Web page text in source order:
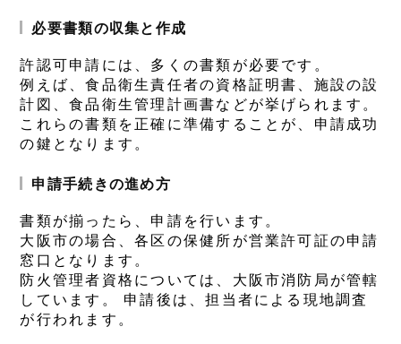
必要書類の収集と作成
許認可申請には、多くの書類が必要です。
例えば、食品衛生責任者の資格証明書、施設の設
計図、食品衛生管理計画書などが挙げられます。
これらの書類を正確に準備することが、申請成功
の鍵となります。
申請手続きの進め方
書類が揃ったら、申請を行います。
大阪市の場合、各区の保健所が営業許可証の申請
窓口となります。
防火管理者資格については、大阪市消防局が管轄
しています。 申請後は、担当者による現地調査
が行われます。